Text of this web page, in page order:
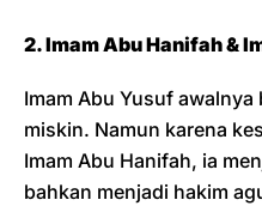
2. Imam Abu Hanifah &
Imam Abu Yusuf
miskin. Namun karena
Imam Abu Hanifah, ia
bahkan menjadi hakim